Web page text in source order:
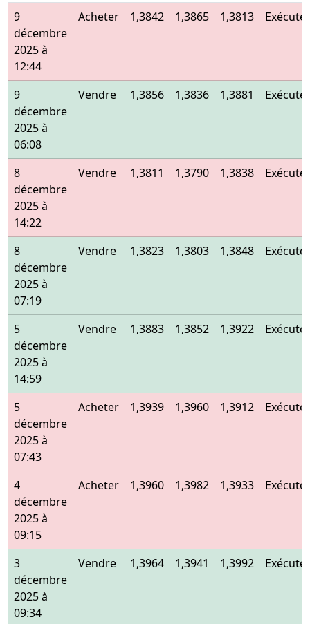
9
décembre
2025 à
12:44
Acheter 1,3842 1,3865 1,3813 Exécuté
9
décembre
2025 à
06:08
Vendre 1,3856 1,3836 1,3881 Exécuté
8
décembre
2025 à
14:22
Vendre 1,3811 1,3790 1,3838 Exécuté
8
décembre
2025 à
07:19
Vendre 1,3823 1,3803 1,3848 Exécuté
5
décembre
2025 à
14:59
Vendre 1,3883 1,3852 1,3922 Exécuté
5
décembre
2025 à
07:43
Acheter 1,3939 1,3960 1,3912 Exécuté
4
décembre
2025 à
09:15
Acheter 1,3960 1,3982 1,3933 Exécuté
3
décembre
2025 à
09:34
Vendre 1,3964 1,3941 1,3992 Exécuté